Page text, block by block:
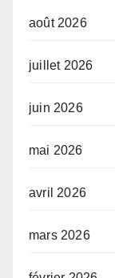
août 2026
juillet 2026
juin 2026
mai 2026
avril 2026
mars 2026